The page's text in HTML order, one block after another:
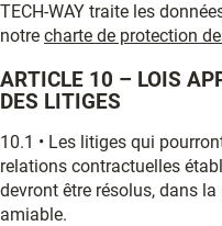
TECH-WAY traite les
notre charte de protection
ARTICLE 10 – LOIS
DES LITIGES
10.1 • Les litiges qui
relations contractuelles
devront être résolus, dans
amiable.